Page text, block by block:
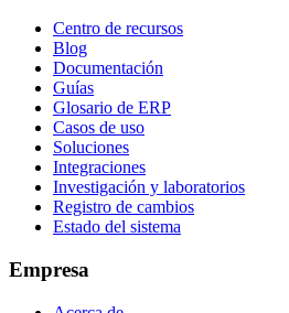
Centro de recursos
Blog
Documentación
Guías
Glosario de ERP
Casos de uso
Soluciones
Integraciones
Investigación y laboratorios
Registro de cambios
Estado del sistema
Empresa